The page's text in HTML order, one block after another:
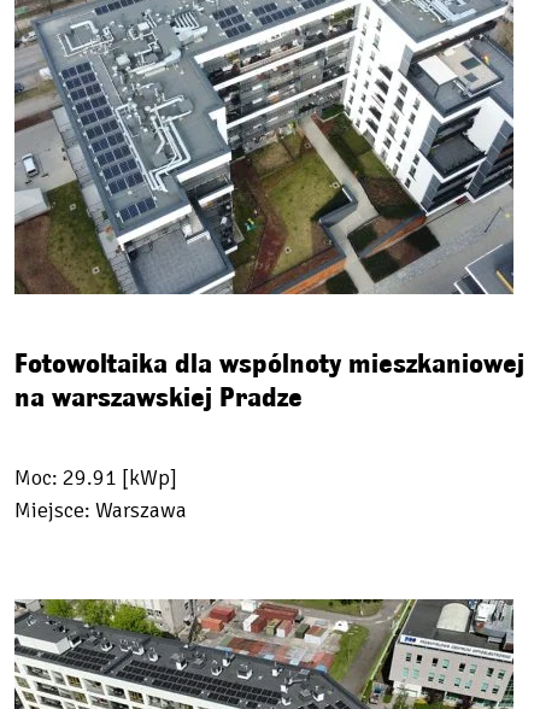
Fotowoltaika dla wspólnoty mieszkaniowej
na warszawskiej Pradze
Moc: 29.91 [kWp]
Miejsce: Warszawa